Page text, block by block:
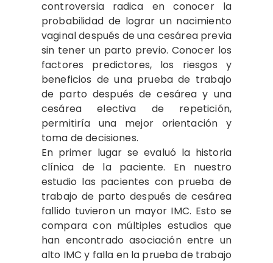
controversia radica en conocer la
probabilidad de lograr un nacimiento
vaginal después de una cesárea previa
sin tener un parto previo. Conocer los
factores predictores, los riesgos y
beneficios de una prueba de trabajo
de parto después de cesárea y una
cesárea electiva de repetición,
permitiría una mejor orientación y
toma de decisiones.
En primer lugar se evaluó la historia
clínica de la paciente. En nuestro
estudio las pacientes con prueba de
trabajo de parto después de cesárea
fallido tuvieron un mayor IMC. Esto se
compara con múltiples estudios que
han encontrado asociación entre un
alto IMC y falla en la prueba de trabajo